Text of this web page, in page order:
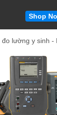
Shop
liên hệ lại
đo lường y sinh -